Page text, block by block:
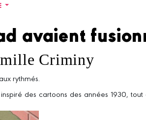
avaient
Criminy
rythmés.
des cartoons des années 1930,